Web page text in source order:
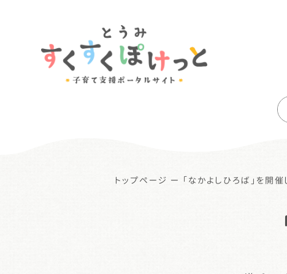
トップページ ー 「なかよしひろば」を開催